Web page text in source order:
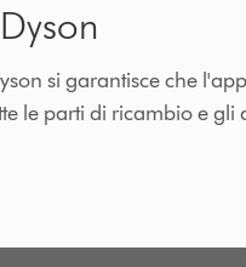
si garantisce che
le parti di ricambio e gli